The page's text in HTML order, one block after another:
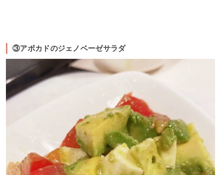
③アボカドのジェノベーゼサラダ